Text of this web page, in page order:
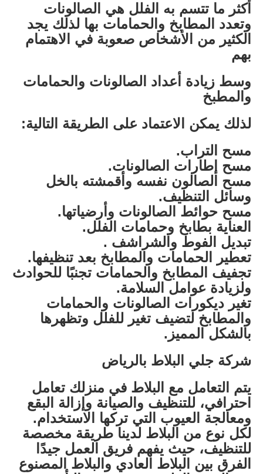
أكثر ما تتسم به الفلل هي الصالونات
وتعدد المطابخ والحمامات بها لذلك يجد
الكثير من الأشخاص صعوبة في الاهتمام
بهم
وسط زيادة أعداد الصالونات والحمامات
والمطبخ
لذلك يمكن الاعتماد على الطريقة التالية:
مسح التراب.
مسح إطارات الصالونات.
مسح الصالون نفسه وأقمشته بالخل
وسائل التنظيف.
مسح حوائط الصالونات وأرضياتها.
العناية بطابخ وحمامات الفلل.
تبديل الفوط والشراشف .
تعطير الحمامات والمطابخ بعد تنظيفها.
تجفيف المطابخ والحمامات تجنبًا للحوادث
ولزيادة عوامل السلامة.
تغير ديكورات الصالونات والحمامات
والمطابخ لتضيف تغير للفلل وتظهرها
بالشكل المميز.
شركة جلي البلاط بالرياض
يتم التعامل مع البلاط في منزلك تعامل
احترافي، للتنظيف والصيانة وإزالة البقع
ومعالجة العيوب التي تركها الاستخدام.
لكل نوع من البلاط لدينا طريقة مخصصة
للتنظيف، حيث يفهم فريق العمل جيدًا
الفرق بين البلاط العادي والبلاط المصنوع